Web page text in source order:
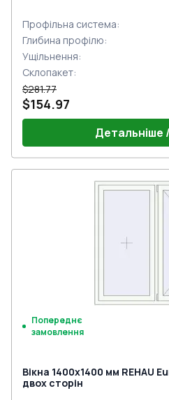
Профільна система:
Глибина профілю:
Ущільнення:
Склопакет:
$281.77
$154.97
Детальніше
Попереднє
замовлення
Вікна 1400x1400 мм REHAU
двох сторін